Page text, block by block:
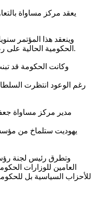
يعقد مركز مساواة
الحكومية الحالية على رصد الموازنات الحكومية للمجتمع العربي، وقد تقرر عقد المؤتمر لهذا العام بجامعة تل ابيب بهدف متابعة رصد واستنفاذ الميزانيات ولمناقشة التحديات التي تعاني منها البلدات العربية.
رغم الوعود انتظرت
مدير مركز مساواة
يهوديت ستلماخ من
وتطرق رئيس لجنة
العامين للوزارات
للأحزاب السياسية بل